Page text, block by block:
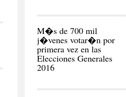
M�s de 700 mil
j�venes votar�n por
primera vez en las
Elecciones Generales